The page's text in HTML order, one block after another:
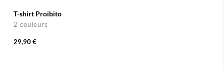
T-shirt Proibito
2 couleurs
29,90 €